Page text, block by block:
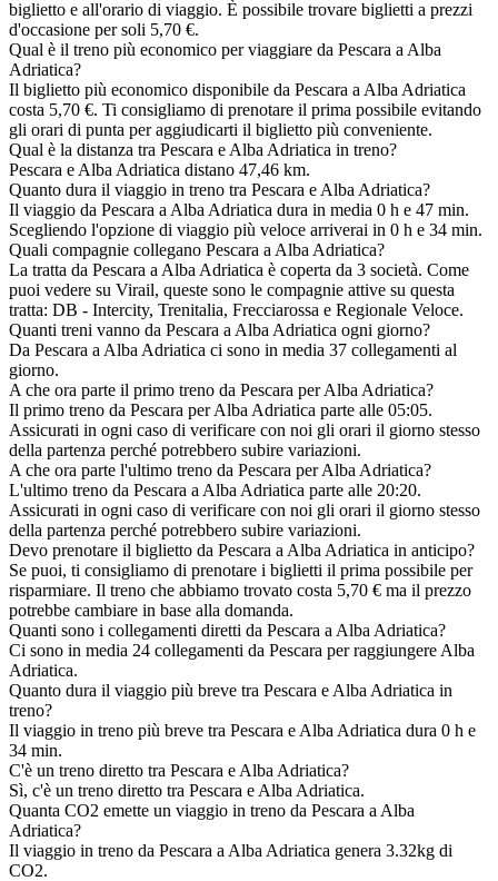
biglietto e all'orario di viaggio. È possibile trovare biglietti a prezzi
d'occasione per soli 5,70 €.
Qual è il treno più economico per viaggiare da Pescara a Alba
Adriatica?
Il biglietto più economico disponibile da Pescara a Alba Adriatica
costa 5,70 €. Ti consigliamo di prenotare il prima possibile evitando
gli orari di punta per aggiudicarti il biglietto più conveniente.
Qual è la distanza tra Pescara e Alba Adriatica in treno?
Pescara e Alba Adriatica distano 47,46 km.
Quanto dura il viaggio in treno tra Pescara e Alba Adriatica?
Il viaggio da Pescara a Alba Adriatica dura in media 0 h e 47 min.
Scegliendo l'opzione di viaggio più veloce arriverai in 0 h e 34 min.
Quali compagnie collegano Pescara a Alba Adriatica?
La tratta da Pescara a Alba Adriatica è coperta da 3 società. Come
puoi vedere su Virail, queste sono le compagnie attive su questa
tratta: DB - Intercity, Trenitalia, Frecciarossa e Regionale Veloce.
Quanti treni vanno da Pescara a Alba Adriatica ogni giorno?
Da Pescara a Alba Adriatica ci sono in media 37 collegamenti al
giorno.
A che ora parte il primo treno da Pescara per Alba Adriatica?
Il primo treno da Pescara per Alba Adriatica parte alle 05:05.
Assicurati in ogni caso di verificare con noi gli orari il giorno stesso
della partenza perché potrebbero subire variazioni.
A che ora parte l'ultimo treno da Pescara per Alba Adriatica?
L'ultimo treno da Pescara a Alba Adriatica parte alle 20:20.
Assicurati in ogni caso di verificare con noi gli orari il giorno stesso
della partenza perché potrebbero subire variazioni.
Devo prenotare il biglietto da Pescara a Alba Adriatica in anticipo?
Se puoi, ti consigliamo di prenotare i biglietti il prima possibile per
risparmiare. Il treno che abbiamo trovato costa 5,70 € ma il prezzo
potrebbe cambiare in base alla domanda.
Quanti sono i collegamenti diretti da Pescara a Alba Adriatica?
Ci sono in media 24 collegamenti da Pescara per raggiungere Alba
Adriatica.
Quanto dura il viaggio più breve tra Pescara e Alba Adriatica in
treno?
Il viaggio in treno più breve tra Pescara e Alba Adriatica dura 0 h e
34 min.
C'è un treno diretto tra Pescara e Alba Adriatica?
Sì, c'è un treno diretto tra Pescara e Alba Adriatica.
Quanta CO2 emette un viaggio in treno da Pescara a Alba
Adriatica?
Il viaggio in treno da Pescara a Alba Adriatica genera 3.32kg di
CO2.